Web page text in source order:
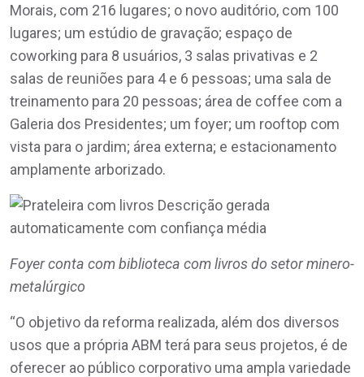
Morais, com 216 lugares; o novo auditório, com 100
lugares; um estúdio de gravação; espaço de
coworking para 8 usuários, 3 salas privativas e 2
salas de reuniões para 4 e 6 pessoas; uma sala de
treinamento para 20 pessoas; área de coffee com a
Galeria dos Presidentes; um foyer; um rooftop com
vista para o jardim; área externa; e estacionamento
amplamente arborizado.
Foyer conta com biblioteca com livros do setor minero-
metalúrgico
“O objetivo da reforma realizada, além dos diversos
usos que a própria ABM terá para seus projetos, é de
oferecer ao público corporativo uma ampla variedade